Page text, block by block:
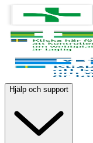
Hjälp och support